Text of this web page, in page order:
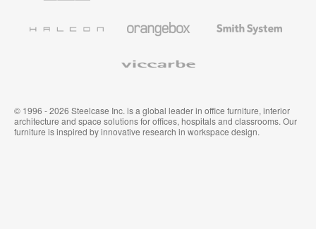
Premium
Muraux
System
© 1996 - 2026 Steelcase Inc. is a global leader in office furniture, interior
architecture and space solutions for offices, hospitals and classrooms. Our
furniture is inspired by innovative research in workspace design.